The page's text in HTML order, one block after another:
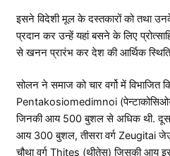
इसने विदेशी मूल के दस्तकारों को तथा
प्रदान कर उन्हें यहां बसने के लिए
से खनन प्रारंभ कर देश की आर्थिक
सोलन ने समाज को चार वर्गो में विभाजित
Pentakosiomedimnoi
जिनकी आय 500 बुशल से अधिक थी.
आय 300 बुशल, तीसरा वर्ग Zeugitai
चौथा वर्ग Thites (थीतेस) जिसकी आय